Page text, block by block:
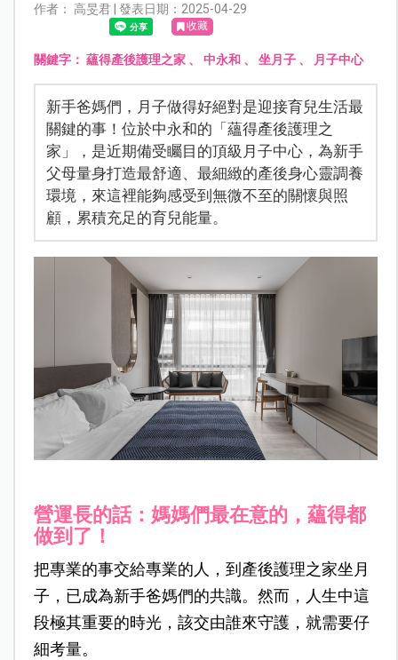
作者： 高旻君 | 發表日期：2025-04-29
收藏
關鍵字： 蘊得產後護理之家、 中永和 、 坐月子、 月子中心
新手爸媽們，月子做得好絕對是迎接育兒生活最
關鍵的事！位於中永和的「蘊得產後護理之
家」，是近期備受矚目的頂級月子中心，為新手
父母量身打造最舒適、最細緻的產後身心靈調養
環境，來這裡能夠感受到無微不至的關懷與照
顧，累積充足的育兒能量。
營運長的話：媽媽們最在意的，蘊得都
做到了！
把專業的事交給專業的人，到產後護理之家坐月
子，已成為新手爸媽們的共識。然而，人生中這
段極其重要的時光，該交由誰來守護， 就需要仔
細考量。